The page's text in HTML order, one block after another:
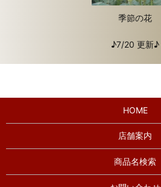
季節の花
♪7/20 更新♪
HOME
店舗案内
商品名検索